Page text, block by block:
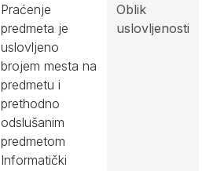
Praćenje
predmeta je
uslovljeno
brojem mesta na
predmetu i
prethodno
odslušanim
predmetom
Informatički
Oblik
uslovljenosti